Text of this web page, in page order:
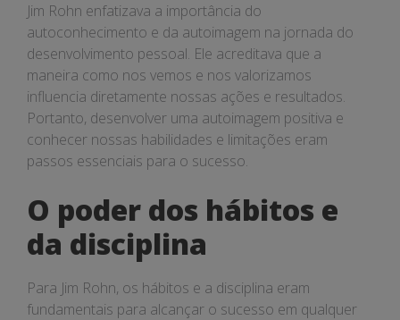
Jim Rohn enfatizava a importância do
autoconhecimento e da autoimagem na jornada do
desenvolvimento pessoal. Ele acreditava que a
maneira como nos vemos e nos valorizamos
influencia diretamente nossas ações e resultados.
Portanto, desenvolver uma autoimagem positiva e
conhecer nossas habilidades e limitações eram
passos essenciais para o sucesso.
O poder dos hábitos e
da disciplina
Para Jim Rohn, os hábitos e a disciplina eram
fundamentais para alcançar o sucesso em qualquer